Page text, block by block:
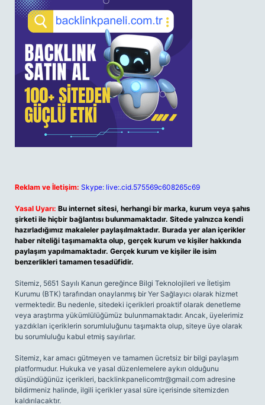
Reklam ve İletişim: Skype: live:.cid.575569c608265c69
Yasal Uyarı: Bu internet sitesi, herhangi bir marka, kurum veya şahıs
şirketi ile hiçbir bağlantısı bulunmamaktadır. Sitede yalnızca kendi
hazırladığımız makaleler paylaşılmaktadır. Burada yer alan içerikler
haber niteliği taşımamakta olup, gerçek kurum ve kişiler hakkında
paylaşım yapılmamaktadır. Gerçek kurum ve kişiler ile isim
benzerlikleri tamamen tesadüfidir.
Sitemiz, 5651 Sayılı Kanun gereğince Bilgi Teknolojileri ve İletişim
Kurumu (BTK) tarafından onaylanmış bir Yer Sağlayıcı olarak hizmet
vermektedir. Bu nedenle, sitedeki içerikleri proaktif olarak denetleme
veya araştırma yükümlülüğümüz bulunmamaktadır. Ancak, üyelerimiz
yazdıkları içeriklerin sorumluluğunu taşımakta olup, siteye üye olarak
bu sorumluluğu kabul etmiş sayılırlar.
Sitemiz, kar amacı gütmeyen ve tamamen ücretsiz bir bilgi paylaşım
platformudur. Hukuka ve yasal düzenlemelere aykırı olduğunu
düşündüğünüz içerikleri, backlinkpanelicomtr@gmail.com adresine
bildirmeniz halinde, ilgili içerikler yasal süre içerisinde sitemizden
kaldırılacaktır.